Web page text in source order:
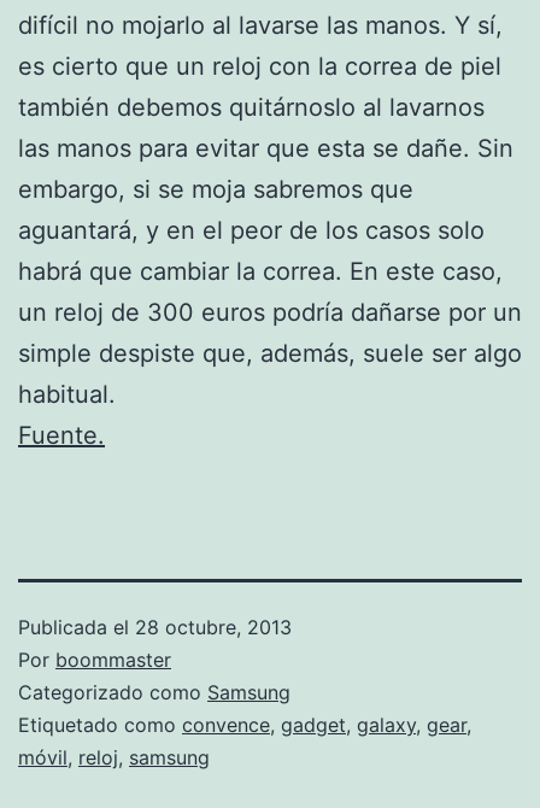
difícil no mojarlo al lavarse las manos. Y sí,
es cierto que un reloj con la correa de piel
también debemos quitárnoslo al lavarnos
las manos para evitar que esta se dañe. Sin
embargo, si se moja sabremos que
aguantará, y en el peor de los casos solo
habrá que cambiar la correa. En este caso,
un reloj de 300 euros podría dañarse por un
simple despiste que, además, suele ser algo
habitual.
Fuente.
Publicada el 28 octubre, 2013
Por boommaster
Categorizado como Samsung
Etiquetado como convence, gadget, galaxy, gear,
móvil, reloj, samsung